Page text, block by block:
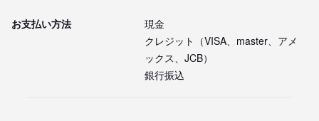
お支払い方法
現金
クレジット（VISA、master、アメ
ックス、JCB）
銀行振込